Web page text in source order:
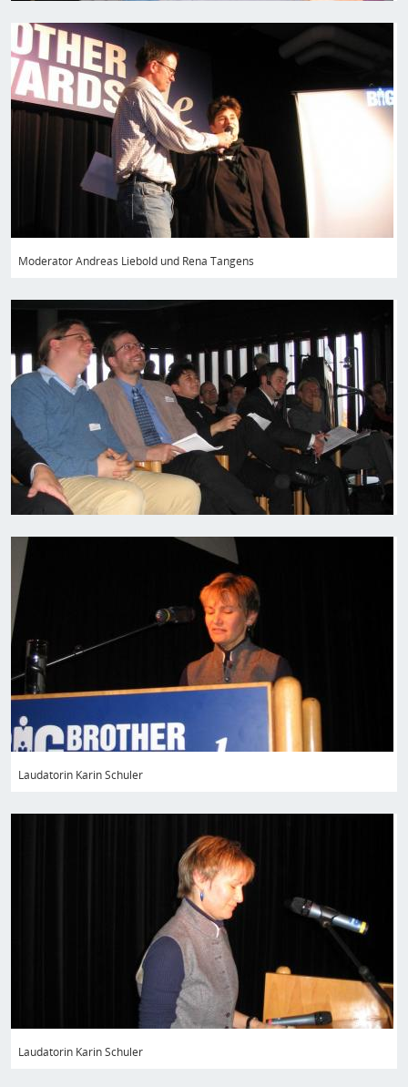
Bild
Moderator Andreas Liebold und Rena Tangens
Bild
Bild
Laudatorin Karin Schuler
Bild
Laudatorin Karin Schuler